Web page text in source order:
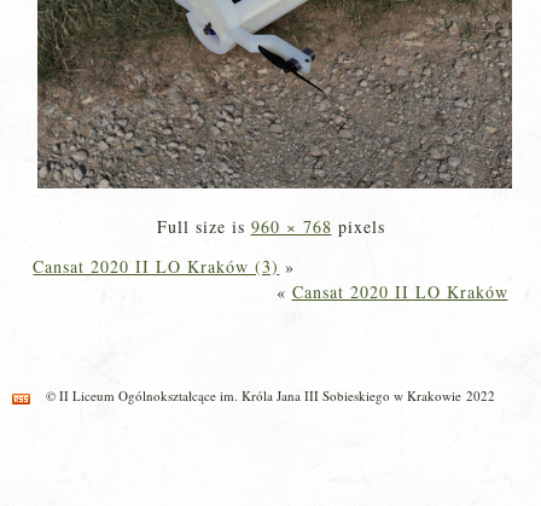
Full size is 960 × 768 pixels
Cansat 2020 II LO Kraków (3) »
« Cansat 2020 II LO Kraków
© II Liceum Ogólnokształcące im. Króla Jana III Sobieskiego w Krakowie 2022